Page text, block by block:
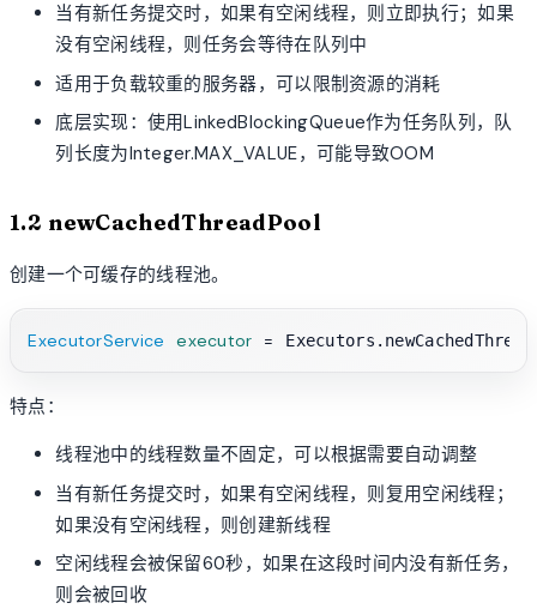
当有新任务提交时，如果有空闲线程，则立即执行；如果
没有空闲线程，则任务会等待在队列中
适用于负载较重的服务器，可以限制资源的消耗
底层实现：使用LinkedBlockingQueue作为任务队列，队
列长度为Integer.MAX_VALUE，可能导致OOM
1.2 newCachedThreadPool
创建一个可缓存的线程池。
ExecutorService executor =
特点：
线程池中的线程数量不固定，可以根据需要自动调整
当有新任务提交时，如果有空闲线程，则复用空闲线程；
如果没有空闲线程，则创建新线程
空闲线程会被保留60秒，如果在这段时间内没有新任务，
则会被回收